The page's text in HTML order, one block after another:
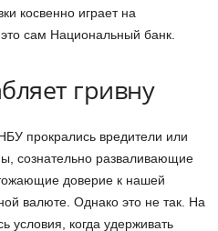
косвенно играет на
сам Национальный банк.
гривну
прокрались вредители или
сознательно разваливающие
доверие к нашей
валюте. Однако это не так. На
условия, когда удерживать